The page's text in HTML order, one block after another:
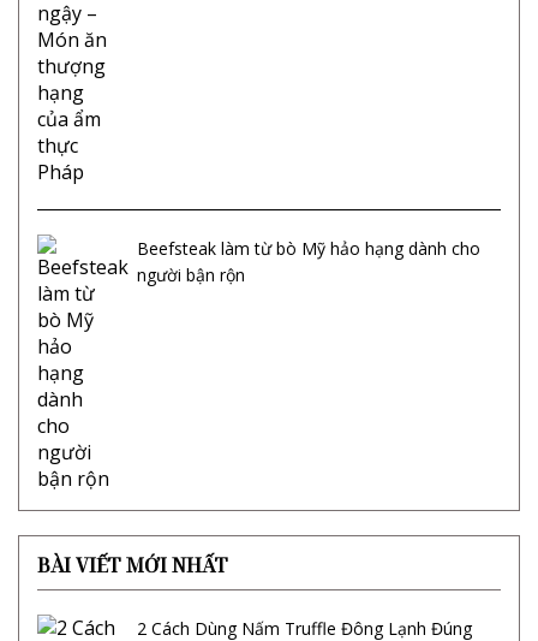
Beefsteak làm từ bò Mỹ hảo hạng dành cho
người bận rộn
BÀI VIẾT MỚI NHẤT
2 Cách Dùng Nấm Truffle Đông Lạnh Đúng